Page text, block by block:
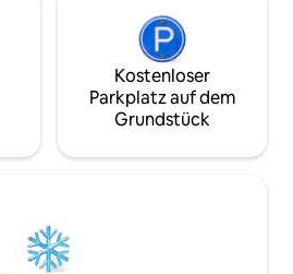
Kostenloser
Parkplatz auf dem
Grundstück